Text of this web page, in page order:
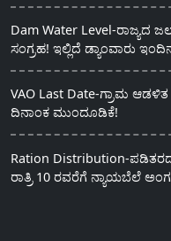
Dam Water Level-ರಾಜ್ಯದ
ಸಂಗ್ರಹ! ಇಲ್ಲಿದೆ ಡ್ಯಾಂವಾರು
VAO Last Date-ಗ್ರಾಮ
ದಿನಾಂಕ ಮುಂದೂಡಿಕೆ!
Ration Distribution-
ರಾತ್ರಿ 10 ರವರೆಗೆ ನ್ಯಾಯಬೆಲೆ